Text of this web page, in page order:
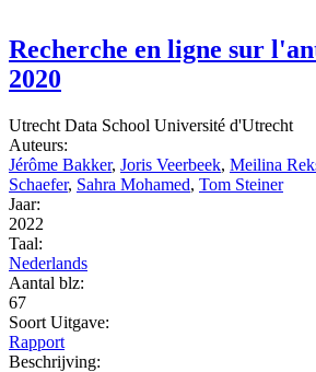
Recherche en ligne sur
2020
Utrecht Data School Université d'Utrecht
Auteurs:
Jérôme Bakker, Joris Veerbeek, Meilina
Schaefer, Sahra Mohamed, Tom Steiner
Jaar:
2022
Taal:
Nederlands
Aantal blz:
67
Soort Uitgave:
Rapport
Beschrijving: